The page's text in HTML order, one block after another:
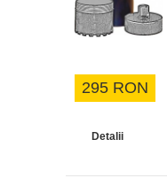
295 RON
Detalii